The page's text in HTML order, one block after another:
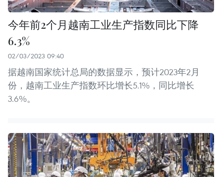
今年前2个月越南工业生产指数同比下降
6.3%
02/03/2023 09:40
据越南国家统计总局的数据显示，预计2023年2月
份，越南工业生产指数环比增长5.1%，同比增长
3.6%。